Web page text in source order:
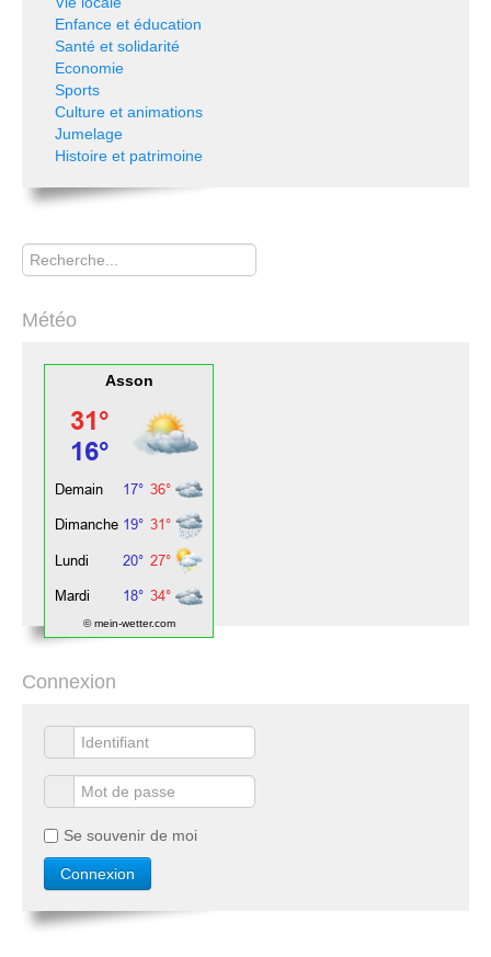
Enfance et éducation
Santé et solidarité
Economie
Sports
Culture et animations
Jumelage
Histoire et patrimoine
Rechercher
Météo
Asson
© mein-wetter.com
Connexion
Se souvenir de moi